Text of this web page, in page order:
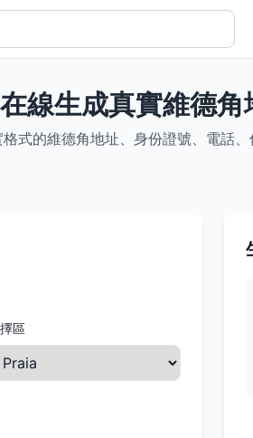
線生成真實維德
式的維德角地址、身份證號、電話
區